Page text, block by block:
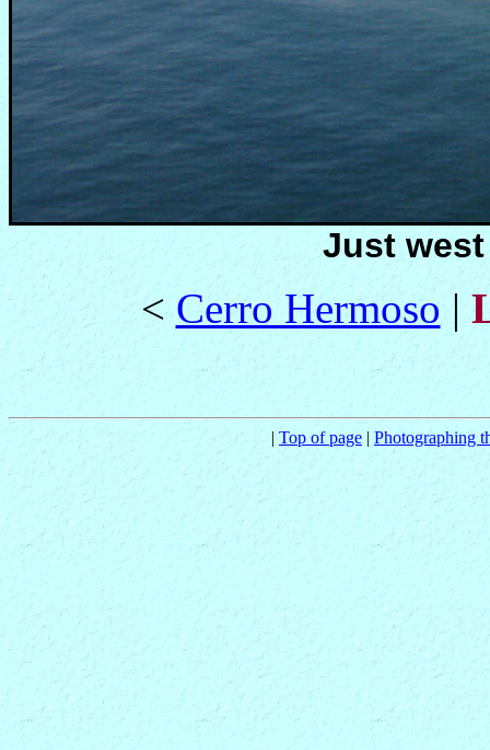
Just
< Cerro Hermoso |
| Top of page | Photographing